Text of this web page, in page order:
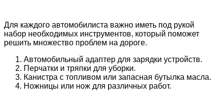
Для каждого автомобилиста важно иметь под рукой
набор необходимых инструментов, который поможет
решить множество проблем на дороге.
Автомобильный адаптер для зарядки устройств.
Перчатки и тряпки для уборки.
Канистра с топливом или запасная бутылка масла.
Ножницы или нож для различных работ.